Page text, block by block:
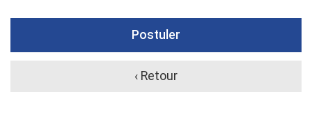
Postuler
‹ Retour